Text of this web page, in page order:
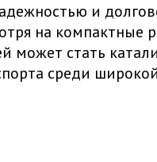
и
на компактные
может стать
среди